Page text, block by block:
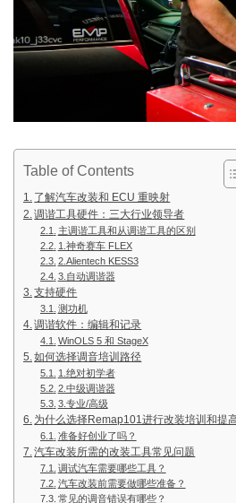
Table of Contents
了解汽车改装和 ECU 重映射
调谐工具硬件：三大行业领导者
主调谐工具和从调谐工具的区别
1.神奇赛车 FLEX
2.Alientech KESS3
3.自动调谐器
支持硬件
测功机
调谐软件：编辑和记录
WinOLS 5 和 StageX
如何选择调音培训路径
1.绝对初学者
2.中级调谐器
3.专业/高级
为什么选择Remap101进行改装培训和提
准备好创业了吗？
汽车改装所需的改装工具常见问题
调试汽车需要哪些工具？
汽车改装前需要做哪些准备？
常见的调音错误有哪些？